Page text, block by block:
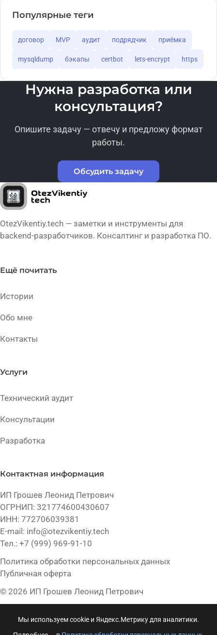
Популярные теги
договор MVP аудит подрядчик приёмка
mysqldump бэкапы certbot lets-encrypt https
Нужна разработка или
консультация?
Опишите задачу — отвечу и предложу формат
работы.
Обсудить задачу
OtezVikentiy.tech — заметки и инструменты для
backend-разработчиков. Консалтинг и разработка ПО.
Ещё почитать
Истории
Обо мне
Контакты
Услуги
Технический аудит
Консультации
Разработка
Контактная информация
ИП Грошев Леонид Петрович
ОГРНИП: 321774600430607
ИНН: 772706039381
E-mail: info@otezvikentiy.tech
Тел.: +7 (999) 969-91-10
Политика обработки персональных данных
Публичная оферта
© 2026 ИП Грошев Леонид Петрович
Мы используем cookie и Яндекс.Метрику для аналитики.